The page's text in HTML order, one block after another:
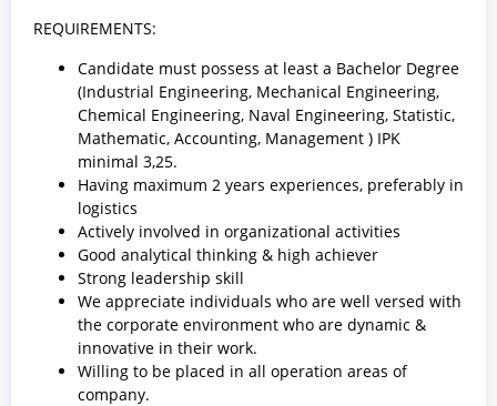
REQUIREMENTS:
Candidate must possess at least a Bachelor Degree
(Industrial Engineering, Mechanical Engineering,
Chemical Engineering, Naval Engineering, Statistic,
Mathematic, Accounting, Management ) IPK
minimal 3,25.
Having maximum 2 years experiences, preferably in
logistics
Actively involved in organizational activities
Good analytical thinking & high achiever
Strong leadership skill
We appreciate individuals who are well versed with
the corporate environment who are dynamic &
innovative in their work.
Willing to be placed in all operation areas of
company.